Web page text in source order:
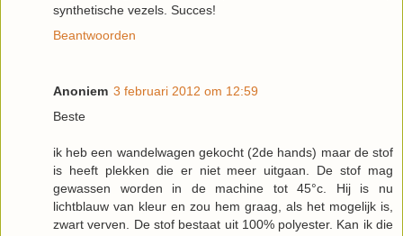
synthetische vezels. Succes!
Beantwoorden
Anoniem 3 februari 2012 om 12:59
Beste
ik heb een wandelwagen gekocht (2de hands) maar de stof
is heeft plekken die er niet meer uitgaan. De stof mag
gewassen worden in de machine tot 45°c. Hij is nu
lichtblauw van kleur en zou hem graag, als het mogelijk is,
zwart verven. De stof bestaat uit 100% polyester. Kan ik die